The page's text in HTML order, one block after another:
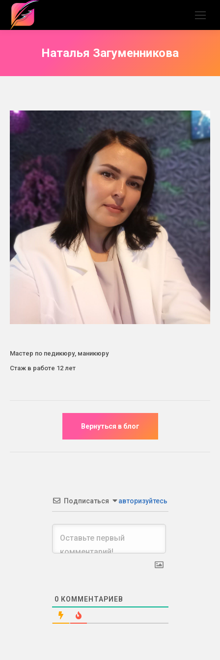
Наталья Загуменникова
Мастер по педикюру, маникюру
Стаж в работе 12 лет
Подписаться авторизуйтесь
0 КОММЕНТАРИЕВ